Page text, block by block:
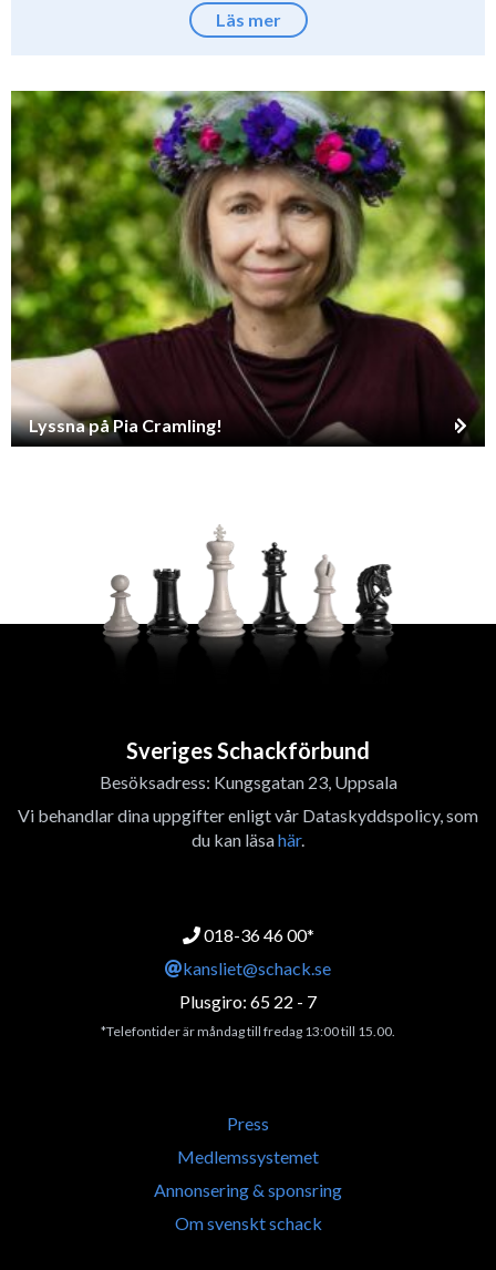
Läs mer
Lyssna på Pia Cramling!
Sveriges Schackförbund
Besöksadress: Kungsgatan 23, Uppsala
Vi behandlar dina uppgifter enligt vår Dataskyddspolicy, som
du kan läsahär.
018-36 46 00*
kansliet@schack.se
Plusgiro: 65 22 - 7
*Telefontider är måndag till fredag 13:00 till 15.00.
Press
Medlemssystemet
Annonsering & sponsring
Om svenskt schack